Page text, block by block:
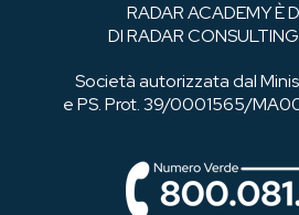
RADAR ACADEMY È
DI RADAR
Società autorizzata dal
e PS. Prot. 39/0001565/